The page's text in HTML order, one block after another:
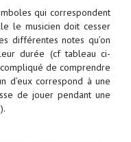
qui correspondent
le musicien doit cesser
différentes notes qu’on
durée (cf tableau ci-
de comprendre
d’eux correspond à une
de jouer pendant une